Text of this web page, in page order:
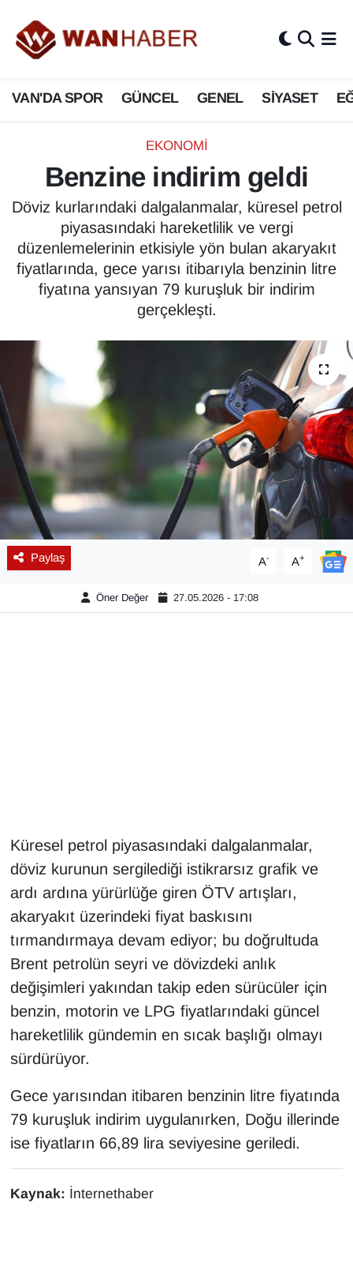
VAN'DA SPOR GÜNCEL GENEL SİYASET
EKONOMİ
Benzine indirim geldi
Döviz kurlarındaki dalgalanmalar, küresel petrol
piyasasındaki hareketlilik ve vergi
düzenlemelerinin etkisiyle yön bulan akaryakıt
fiyatlarında, gece yarısı itibarıyla benzinin litre
fiyatına yansıyan 79 kuruşluk bir indirim
gerçekleşti.
Paylaş A- A+
Öner Değer 27.05.2026 - 17:08
Küresel petrol piyasasındaki dalgalanmalar,
döviz kurunun sergilediği istikrarsız grafik ve
ardı ardına yürürlüğe giren ÖTV artışları,
akaryakıt üzerindeki fiyat baskısını
tırmandırmaya devam ediyor; bu doğrultuda
Brent petrolün seyri ve dövizdeki anlık
değişimleri yakından takip eden sürücüler için
benzin, motorin ve LPG fiyatlarındaki güncel
hareketlilik gündemin en sıcak başlığı olmayı
sürdürüyor.
Gece yarısından itibaren benzinin litre fiyatında
79 kuruşluk indirim uygulanırken, Doğu illerinde
ise fiyatların 66,89 lira seviyesine geriledi.
Kaynak: İnternethaber
3.SAYFA
ASAYİŞ
BİLİM VE TEKNOLOJİ
Biyografi
Bölge Haberleri
ÇEVRE
Deprem
Dernekler, Odalar
Diğer
DÜNYA
EĞİTİM
EKONOMİ
Eleman
İngilizce
Kamu Alımları
Kim Kimdir?
Kültür & Sanat
KURDÎ
MAGAZİN
MEDYA
ONE EKONOMİ
Van Nöbetçi Eczaneler
Van Hava Durumu
Van Namaz Vakitleri
Van Trafik Yoğunluk Haritası
Süper Lig Puan Durumu ve Fikstür
Tüm Manşetler
Son Dakika Haberleri
Haber Arşivi